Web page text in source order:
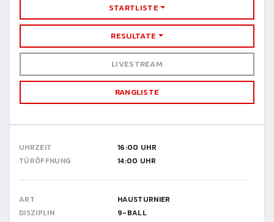
STARTLISTE
RESULTATE
LIVESTREAM
RANGLISTE
UHRZEIT
16:00 UHR
TÜRÖFFNUNG
14:00 UHR
ART
HAUSTURNIER
DISZIPLIN
9-BALL